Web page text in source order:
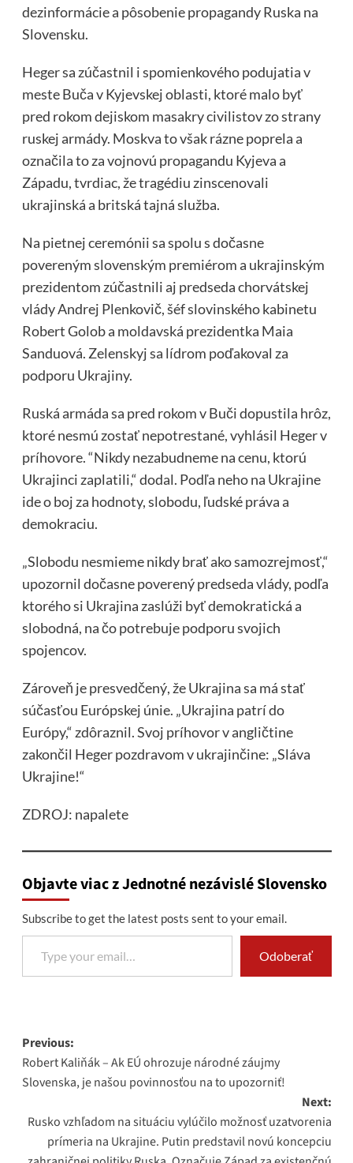
dezinformácie a pôsobenie propagandy Ruska na
Slovensku.
Heger sa zúčastnil i spomienkového podujatia v
meste Buča v Kyjevskej oblasti, ktoré malo byť
pred rokom dejiskom masakry civilistov zo strany
ruskej armády. Moskva to však rázne poprela a
označila to za vojnovú propagandu Kyjeva a
Západu, tvrdiac, že tragédiu zinscenovali
ukrajinská a britská tajná služba.
Na pietnej ceremónii sa spolu s dočasne
povereným slovenským premiérom a ukrajinským
prezidentom zúčastnili aj predseda chorvátskej
vlády Andrej Plenkovič, šéf slovinského kabinetu
Robert Golob a moldavská prezidentka Maia
Sanduová. Zelenskyj sa lídrom poďakoval za
podporu Ukrajiny.
Ruská armáda sa pred rokom v Buči dopustila hrôz,
ktoré nesmú zostať nepotrestané, vyhlásil Heger v
príhovore. “Nikdy nezabudneme na cenu, ktorú
Ukrajinci zaplatili,“ dodal. Podľa neho na Ukrajine
ide o boj za hodnoty, slobodu, ľudské práva a
demokraciu.
„Slobodu nesmieme nikdy brať ako samozrejmosť,“
upozornil dočasne poverený predseda vlády, podľa
ktorého si Ukrajina zaslúži byť demokratická a
slobodná, na čo potrebuje podporu svojich
spojencov.
Zároveň je presvedčený, že Ukrajina sa má stať
súčasťou Európskej únie. „Ukrajina patrí do
Európy,“ zdôraznil. Svoj príhovor v angličtine
zakončil Heger pozdravom v ukrajinčine: „Sláva
Ukrajine!“
ZDROJ: napalete
Objavte viac z Jednotné nezávislé Slovensko
Subscribe to get the latest posts sent to your email.
Type your email…
Odoberať
Post
navigation
Previous:
Robert Kaliňák – Ak EÚ ohrozuje národné záujmy
Slovenska, je našou povinnosťou na to upozorniť!
Next:
Rusko vzhľadom na situáciu vylúčilo možnosť uzatvorenia
prímeria na Ukrajine. Putin predstavil novú koncepciu